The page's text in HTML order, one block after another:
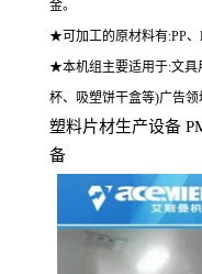
金。
★可加工的原材料有:PP、
★本机组主要适用于:文具
杯、吸塑饼干盒等)广告
塑料片材生产设备
备